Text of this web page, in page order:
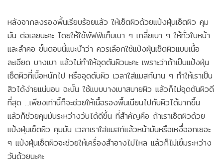
หลังจากลงรองพื้นเรียบร้อยแล้ว ให้เซ็ตผิวด้วยแป้งฝุ่นเซ็ตผิว คุม
มัน ต่อเลยนะคะ โดยให้ใช้พัฟฟ์แท็บเบา ๆ เกลี่ยเบา ๆ ให้ทั่วใบหน้า
และลำคอ ขั้นตอนนี้แนะนำว่า ควรเลือกใช้แป้งฝุ่นเซ็ตผิวแบบเนื้อ
ละเอียด บางเบา แล้วไม่ทำให้อุดตันผิวนะคะ เพราะว่าถ้าเป็นแป้งฝุ่น
เซ็ตผิวที่เนื้อหนักไป หรืออุดตันผิว เวลาใส่แมสก์นาน ๆ ทำให้เราเป็น
สิวได้ง่ายแน่นอน ฉะนั้น ใช้แบบบางเบาสบายผิว แล้วก็ไม่อุดตันผิวดี
ที่สุด ...เพียงเท่านี้ก็จะช่วยให้เนื้อรองพื้นเนียนไปกับผิวได้มากขึ้น
แล้วก็ช่วยคุมมันระหว่างวันได้ดีขึ้น ที่สำคัญคือ ถ้าเราเซ็ตผิวด้วย
แป้งฝุ่นเซ็ตผิว คุมมัน เวลาเราใส่แมสก์แล้วหน้ามันหรือเหงื่ออกเยอะ
ๆ แป้งฝุ่นเซ็ตผิวจะช่วยให้เครื่องสำอางไม่ไหล แล้วก็ไม่เยิ้มระหว่าง
วันด้วยนะคะ